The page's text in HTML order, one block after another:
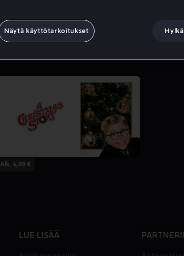
Alk. 4,99 €
LUE LISÄÄ
Näytä käyttötarkoitukset